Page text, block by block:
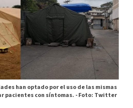
han optado por el uso de las mismas
pacientes con síntomas. -Foto: Twitter